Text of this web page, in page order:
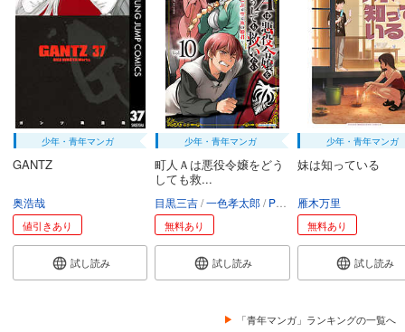
少年・青年マンガ
GANTZ
奥浩哉
値引きあり
試し読み
少年・青年マンガ
町人Ａは悪役令嬢をどう
しても救...
目黒三吉 一色孝太郎 Parum
無料あり
試し読み
少年・青年マンガ
妹は知っている
雁木万里
無料あり
試し読み
「青年マンガ」ランキングの一覧へ